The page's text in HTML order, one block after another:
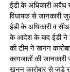
ईडी के अधिकारी
विधायक से जानकारी
ईडी के अधिकारी व
के आदेश के बाद ईडी ने
की टीम ने खनन
कागजातों की
खनन कारोबार से जुड़े